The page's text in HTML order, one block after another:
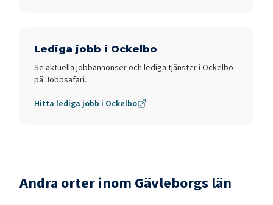
Lediga jobb i Ockelbo
Se aktuella jobbannonser och lediga tjänster i Ockelbo
på Jobbsafari.
Hitta lediga jobb i Ockelbo
Andra orter inom Gävleborgs län